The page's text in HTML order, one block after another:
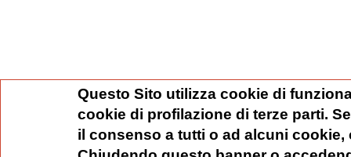
Questo Sito utilizza cookie di
cookie di profilazione di terze parti.
il consenso a tutti o ad alcuni